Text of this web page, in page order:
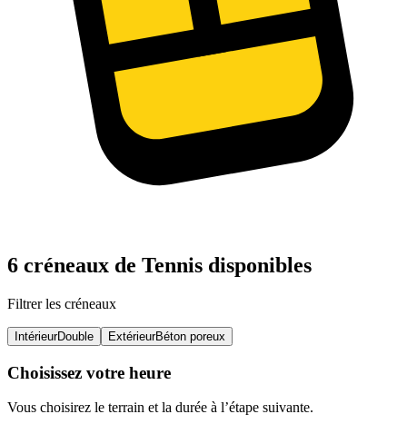
6 créneaux de Tennis disponibles
Filtrer les créneaux
IntérieurDouble ExtérieurBéton poreux
Choisissez votre heure
Vous choisirez le terrain et la durée à l’étape suivante.